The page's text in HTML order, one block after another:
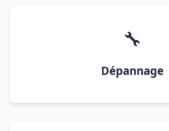
🔧
Dépannage